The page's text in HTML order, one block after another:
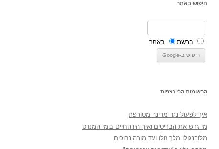
חיפוש באתר
ברשת באתר
הרשומות הכי נצפות
איך לפעול נגד מדינה מטורפת
מי גרש את הבריטים ואיך היו החיים בימי המנדט
מלובנגולו מלך זולו ועד מורה נבוכים